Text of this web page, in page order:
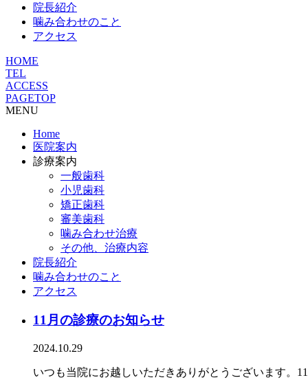
院長紹介
噛み合わせのこと
アクセス
HOME
TEL
ACCESS
PAGETOP
MENU
Home
医院案内
診療案内
一般歯科
小児歯科
矯正歯科
審美歯科
噛み合わせ治療
その他、治療内容
院長紹介
噛み合わせのこと
アクセス
11月の診療のお知らせ
2024.10.29
いつも当院にお越しいただきありがとうございます。